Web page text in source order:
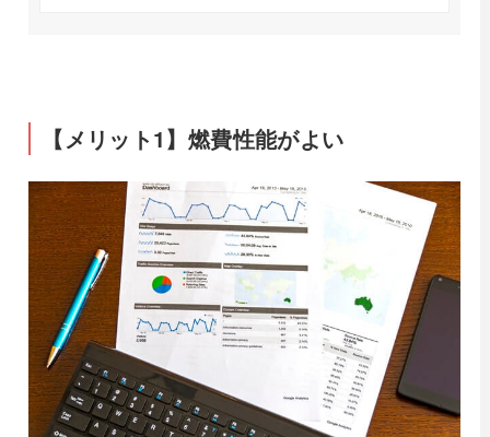
【メリット1】燃費性能がよい